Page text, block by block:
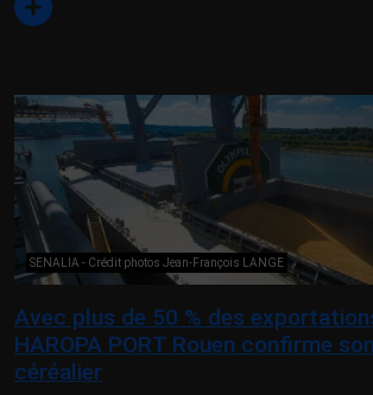
SENALIA - Crédit photos Jean-François LANGE
Avec plus de 50 % des
HAROPA PORT Rouen confirme
céréalier